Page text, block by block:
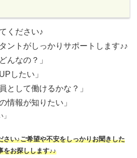
ください♪
ントがしっかりサポートします♪♪
んなの？」
したい」
として働けるかな？」
情報が知りたい」
さい♪ご希望や不安をしっかりお聞きした
をお探しします♪♪